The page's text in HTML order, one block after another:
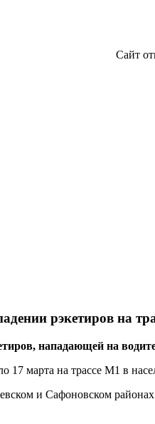
Сайт
рэкетиров на
нападающей на
марта на трассе М1 в
и Сафоновском